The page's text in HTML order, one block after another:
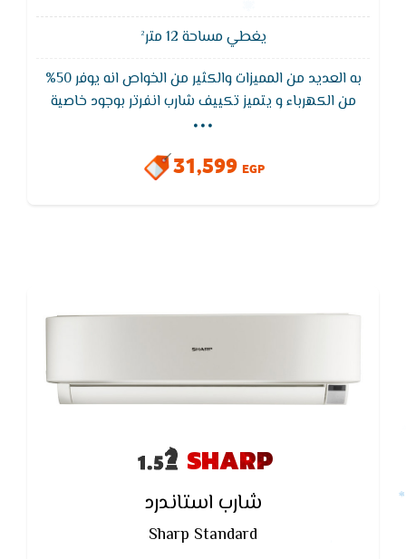
يغطي مساحة 12 متر²
به العديد من المميزات والكثير من الخواص انه يوفر 50%
من الكهرباء و يتميز تكييف شارب انفرتر بوجود خاصية
البلازما كلاستر والتى تعمل على تنقية الهواء من الاتربة
والبكتريا والروائح الكريهة ومزود تكييف شارب بخاصية
التربو و هي التبريد السريع في الغرفه لمده قصيره و ايضا
...
31,599 EGP
SHARP
شارب استاندرد
Sharp Standard